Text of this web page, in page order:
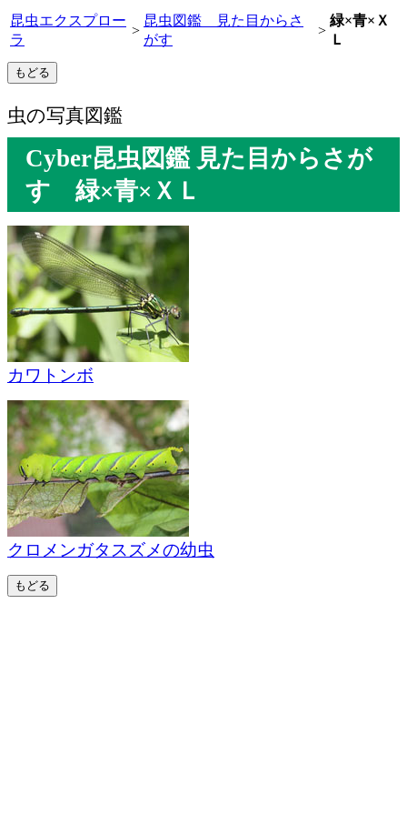
昆虫エクスプロー
ラ
>
昆虫図鑑 見た目からさ
がす
>
緑×青×Ｘ
Ｌ
虫の写真図鑑
Cyber昆虫図鑑 見た目からさが
す 緑×青×ＸＬ
カワトンボ
クロメンガタスズメの幼虫